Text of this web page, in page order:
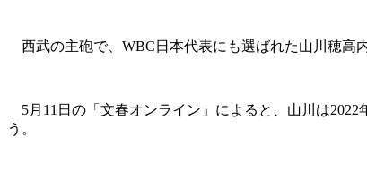
西武の主砲で、WBC日本代表にも選ばれた山川穂高
5月11日の「文春オンライン」によると、山川は
う。